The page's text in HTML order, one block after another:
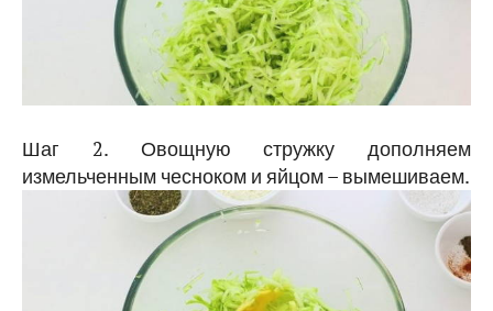
Шаг 2. Овощную стружку дополняем
измельченным чесноком и яйцом – вымешиваем.